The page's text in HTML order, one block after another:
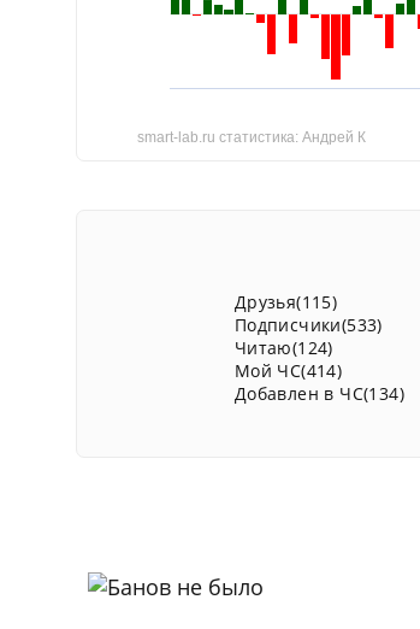
smart-lab.ru статистика: Андрей К
Друзья(115)
Подписчики(533)
Читаю(124)
Мой ЧС(414)
Добавлен в ЧС(134)